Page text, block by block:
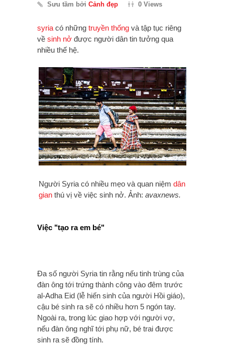
Sưu tầm bởi Cảnh đẹp 0 Views
syria có những truyền thống và tập tục riêng
về sinh nở được người dân tin tưởng qua
nhiều thế hệ.
Người Syria có nhiều mẹo và quan niệm dân
gian thú vị về việc sinh nở. Ảnh: avaxnews.
Việc "tạo ra em bé"
Đa số người Syria tin rằng nếu tinh trùng của
đàn ông tới trứng thành công vào đêm trước
al-Adha Eid (lễ hiến sinh của người Hồi giáo),
cậu bé sinh ra sẽ có nhiều hơn 5 ngón tay.
Ngoài ra, trong lúc giao hợp với người vợ,
nếu đàn ông nghĩ tới phụ nữ, bé trai được
sinh ra sẽ đồng tính.